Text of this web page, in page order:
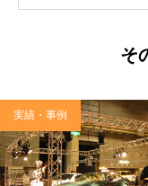
そ
実績・事例